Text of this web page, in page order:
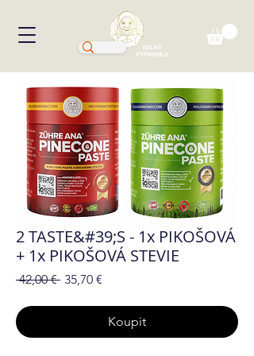
VELKÝ
VÝPRODEJ!
2 TASTE&#39;S - 1x PIKOŠOVÁ
+ 1x PIKOŠOVÁ STEVIE
42,00 € Běžná
35,70 €
Koupit